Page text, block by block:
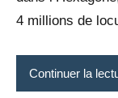
4 millions de
Continuer la